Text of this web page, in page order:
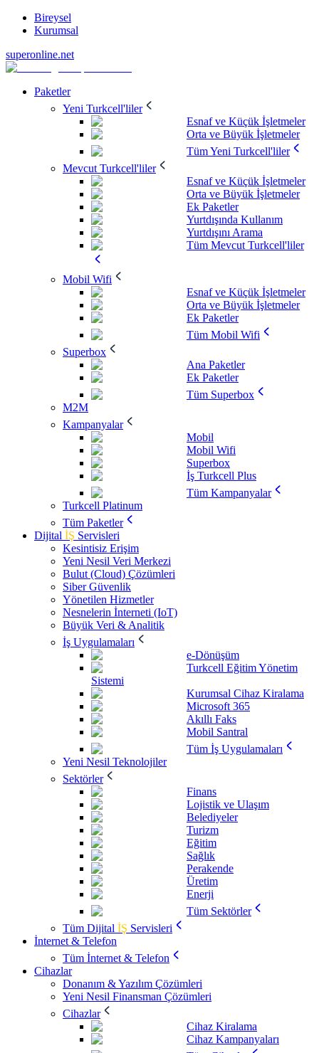
Bireysel
Kurumsal
superonline.net
Paketler
Yeni Turkcell'liler
Esnaf ve Küçük İşletmeler
Orta ve Büyük İşletmeler
Tüm Yeni Turkcell'liler
Mevcut Turkcell'liler
Esnaf ve Küçük İşletmeler
Orta ve Büyük İşletmeler
Ek Paketler
Yurtdışında Kullanım
Yurtdışını Arama
Tüm Mevcut Turkcell'liler
Mobil Wifi
Esnaf ve Küçük İşletmeler
Orta ve Büyük İşletmeler
Ek Paketler
Tüm Mobil Wifi
Superbox
Ana Paketler
Ek Paketler
Tüm Superbox
M2M
Kampanyalar
Mobil
Mobil Wifi
Superbox
İş Turkcell Plus
Tüm Kampanyalar
Turkcell Platinum
Tüm Paketler
Dijital İŞ Servisleri
Kesintisiz Erişim
Yeni Nesil Veri Merkezi
Bulut (Cloud) Çözümleri
Siber Güvenlik
Yönetilen Hizmetler
Nesnelerin İnterneti (IoT)
Büyük Veri & Analitik
İş Uygulamaları
e-Dönüşüm
Turkcell Eğitim Yönetim
Sistemi
Kurumsal Cihaz Kiralama
Microsoft 365
Akıllı Faks
Mobil Santral
Tüm İş Uygulamaları
Yeni Nesil Teknolojiler
Sektörler
Finans
Lojistik ve Ulaşım
Belediyeler
Turizm
Eğitim
Sağlık
Perakende
Üretim
Enerji
Tüm Sektörler
Tüm Dijital İŞ Servisleri
İnternet & Telefon
Tüm İnternet & Telefon
Cihazlar
Donanım & Yazılım Çözümleri
Yeni Nesil Finansman Çözümleri
Cihazlar
Cihaz Kiralama
Cihaz Kampanyaları